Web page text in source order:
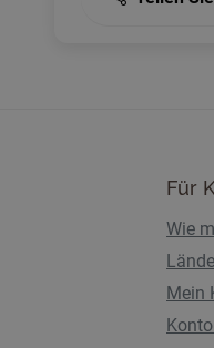
Plattform Für
Wie
Mein